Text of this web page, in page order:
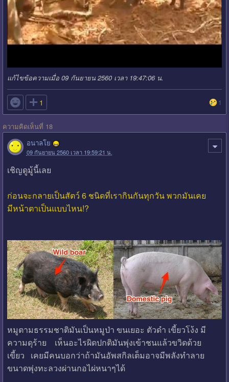
แก้ไขข้อความเมื่อ 09 กันยายน 2560 เวลา 19:47:06 น.
 1 1
ความคิดเห็นที่ 18
อนาลโย
09 กันยายน 2560 เวลา 19:59:21 น.
เชิญดูมู้นี้เลย
ก่อนจะกลายเป็นสัตว์ 6 ชนิดที่เรากินกันทุกวัน พวกมันเคย
มีหน้าตาเป็นแบบไหน!?
หมูตามธรรมชาติมันเป็นหมูป่า ขนเยอะ ตัวดำ เขี้ยวโง้ง มี
ความดุร้าย เห็นอะไรผิดปกติมันพุ่งเข้าชนแล้วขวิดด้วย
เขี้ยว เคยมีคนบอกว่าถ้ามันอัพสกิลเต็มอาจมีพลังทำลาย
ขนาดพุ่งทะลวงผ่านกอไผ่หนาๆได้